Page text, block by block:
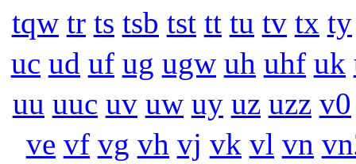
tqw tr ts tsb tst tt tu tv tx ty
uc ud uf ug ugw uh uhf uk
uu uuc uv uw uy uz uzz v0
ve vf vg vh vj vk vl vn